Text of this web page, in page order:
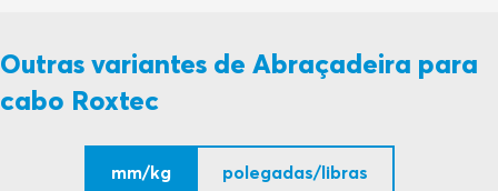
Outras variantes de Abraçadeira para
cabo Roxtec
mm/kg polegadas/libras